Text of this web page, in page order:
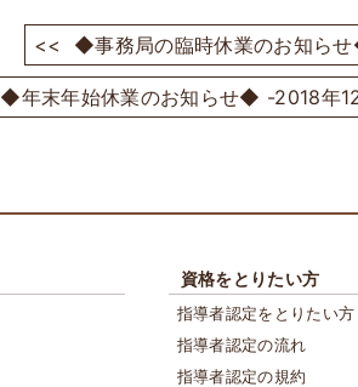
<< ◆事務局の臨時休業のお知ら
◆年末年始休業のお知らせ◆ -2018年
資格をとりたい方
指導者認定をとりたい方
指導者認定の流れ
指導者認定の規約